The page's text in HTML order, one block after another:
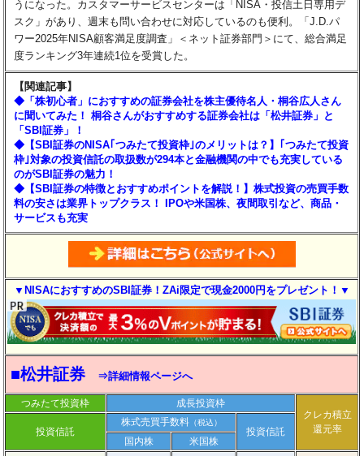
うになった。カスタマーサービスセンターは「NISA・投信土日専用デ
スク」があり、週末も問い合わせに対応しているのも便利。「J.D.パ
ワー2025年NISA顧客満足度調査」＜ネット証券部門＞にて、総合満足
度ランキング3年連続1位を受賞した。
【関連記事】
◆「株初心者」におすすめの証券会社を株主優待名人・桐谷広人さん
に聞いてみた！ 桐谷さんがおすすめする証券会社は「松井証券」と
「SBI証券」！
◆【SBI証券のNISA｢つみたて投資枠｣のメリットは？】｢つみたて投資
枠｣対象の投資信託の取扱数が294本と金融機関の中でも充実している
のがSBI証券の魅力！
◆【SBI証券の特徴とおすすめポイントを解説！】株式投資の売買手数
料の安さは業界トップクラス！ IPOや米国株、夜間取引など、商品・
サービスも充実
▼NISAにおすすめのSBI証券！ZAi限定で現金2000円をプレゼント！▼
■松井証券 ⇒詳細情報ページへ
つみたて投資枠
成長投資枠
クレカ積立
還元率
投資信託
株式売買手数料（税込）
投資信託
国内株
米国株